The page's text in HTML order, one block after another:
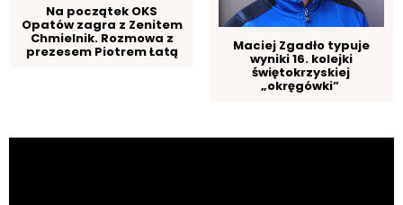
Na początek OKS
Opatów zagra z Zenitem
Chmielnik. Rozmowa z
prezesem Piotrem Łatą Maciej Zgadło typuje
wyniki 16. kolejki
świętokrzyskiej
„okręgówki”